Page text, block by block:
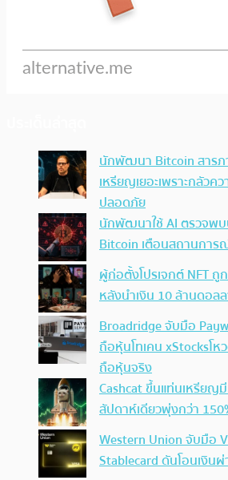
นักพัฒนา Bitcoin สาร
เหรียญเยอะเพราะกลัวค
ปลอดภัย
นักพัฒนาใช้ AI ตรวจพ
Bitcoin เตือนสถานการ
ผู้ก่อตั้งโปรเจกต์ NFT
หลังนำเงิน 10 ล้านดอล
Broadridge จับมือ
ถือหุ้นโทเคน xStocksโ
ถือหุ้นจริง
Cashcat ขึ้นแท่นเหรียญ
สัปดาห์เดียวพุ่งกว่า
Western Union จับมือ
Stablecard ดันโอนเงิน